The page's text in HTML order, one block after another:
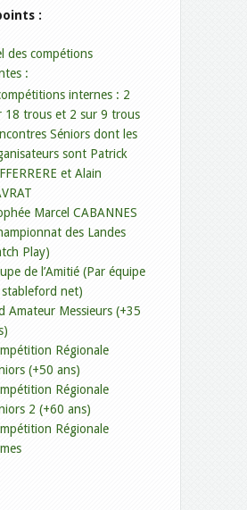
:
des compétions
:
internes : 2
18 trous et 2 sur 9 trous
Séniors dont les
sont Patrick
et Alain
Marcel CABANNES
des Landes
Play)
de l’Amitié (Par équipe
net)
Amateur Messieurs (+35
Régionale
(+50 ans)
Régionale
2 (+60 ans)
Régionale